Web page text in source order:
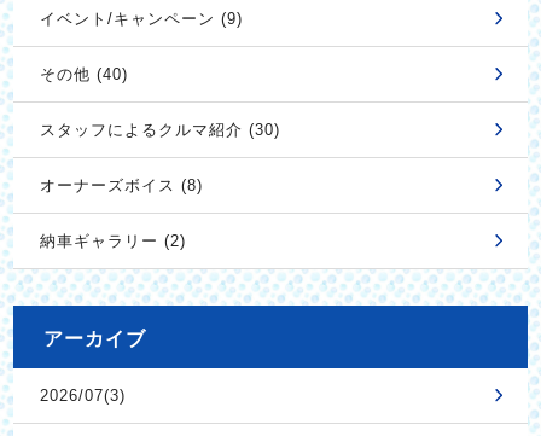
イベント/キャンペーン (9)
その他 (40)
スタッフによるクルマ紹介 (30)
オーナーズボイス (8)
納車ギャラリー (2)
アーカイブ
2026/07(3)